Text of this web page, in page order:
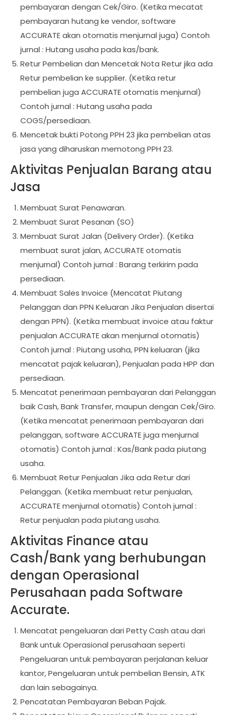
pembayaran dengan Cek/Giro. (Ketika mecatat
pembayaran hutang ke vendor, software
ACCURATE akan otomatis menjurnal juga) Contoh
jurnal : Hutang usaha pada kas/bank.
Retur Pembelian dan Mencetak Nota Retur jika ada
Retur pembelian ke supplier. (Ketika retur
pembelian juga ACCURATE otomatis menjurnal)
Contoh jurnal : Hutang usaha pada
COGS/persediaan.
Mencetak bukti Potong PPH 23 jika pembelian atas
jasa yang diharuskan memotong PPH 23.
Aktivitas Penjualan Barang atau
Jasa
Membuat Surat Penawaran.
Membuat Surat Pesanan (SO)
Membuat Surat Jalan (Delivery Order). (Ketika
membuat surat jalan, ACCURATE otomatis
menjurnal) Contoh jurnal : Barang terkirim pada
persediaan.
Membuat Sales Invoice (Mencatat Piutang
Pelanggan dan PPN Keluaran Jika Penjualan disertai
dengan PPN). (Ketika membuat invoice atau faktur
penjualan ACCURATE akan menjurnal otomatis)
Contoh jurnal : Piutang usaha, PPN keluaran (jika
mencatat pajak keluaran), Penjualan pada HPP dan
persediaan.
Mencatat penerimaan pembayaran dari Pelanggan
baik Cash, Bank Transfer, maupun dengan Cek/Giro.
(Ketika mencatat penerimaan pembayaran dari
pelanggan, software ACCURATE juga menjurnal
otomatis) Contoh jurnal : Kas/Bank pada piutang
usaha.
Membuat Retur Penjualan Jika ada Retur dari
Pelanggan. (Ketika membuat retur penjualan,
ACCURATE menjurnal otomatis) Contoh jurnal :
Retur penjualan pada piutang usaha.
Aktivitas Finance atau
Cash/Bank yang berhubungan
dengan Operasional
Perusahaan pada Software
Accurate.
Mencatat pengeluaran dari Petty Cash atau dari
Bank untuk Operasional perusahaan seperti
Pengeluaran untuk pembayaran perjalanan keluar
kantor, Pengeluaran untuk pembelian Bensin, ATK
dan lain sebagainya.
Pencatatan Pembayaran Beban Pajak.